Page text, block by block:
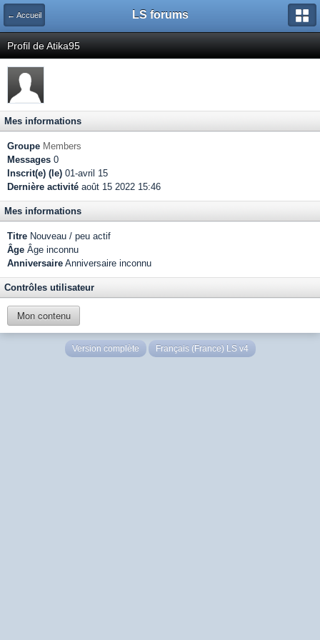
← Accueil LS forums
Profil de Atika95
Mes informations
Groupe Members
Messages 0
Inscrit(e) (le) 01-avril 15
Dernière activité août 15 2022 15:46
Mes informations
Titre Nouveau / peu actif
Âge Âge inconnu
Anniversaire Anniversaire inconnu
Contrôles utilisateur
Mon contenu
Version complète Français (France) LS v4